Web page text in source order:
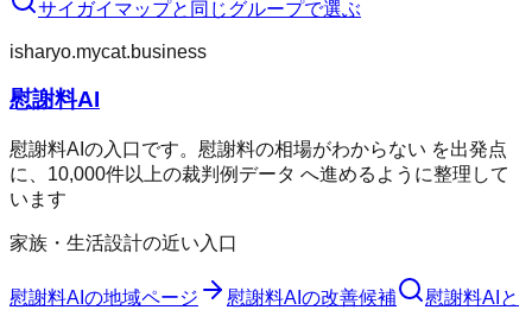
サイガイマップと同じグループで選ぶ
isharyo.mycat.business
慰謝料AI
慰謝料AIの入口です。慰謝料の相場がわからない を出発点
に、10,000件以上の裁判例データ へ進めるように整理して
います
家族・生活設計の近い入口
慰謝料AI の地域ページ 慰謝料AI の改善候補 慰謝料AI と